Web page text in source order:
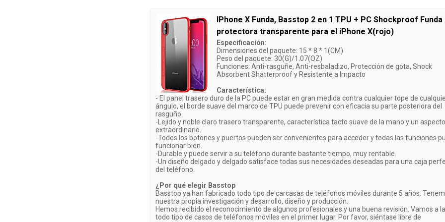
IPhone X Funda, Basstop 2 en 1 TPU + PC Shockproof Funda
protectora transparente para el iPhone X(rojo)
Especificación:
Dimensiones del paquete: 15 * 8 * 1(CM)
Peso del paquete: 30(G)/1.07(OZ)
Funciones: Anti-rasguñe, Anti-resbaladizo, Protección de gota, Shock
Absorbent Shatterproof y Resistente a Impacto
Característica:
- El panel trasero duro de la PC puede estar en gran medida contra cualquier tope de
ángulo, el borde suave del marco de TPU puede prevenir con eficacia su parte posteriora del
rasguño.
-Lejido y noble claro trasero transparente, característica tacto suave de la mano y un aspecto
extraordinario.
-Todos los botones y puertos pueden ser convenientes para acceder y todas las funciones
funcionar bien.
-Durable y puede servir a su teléfono durante bastante tiempo, muy rentable.
-Un diseño delgado y delgado satisface todas sus necesidades deseadas para una caja
del teléfono.
¿Por qué elegir Basstop
Basstop ya han fabricado todo tipo de carcasas de teléfonos móviles durante 5 años.
nuestra propia investigación y desarrollo, diseño y producción.
Hemos recibido el reconocimiento de algunos profesionales y una buena revisión. Vamos a
todo tipo de casos de teléfonos móviles en el primer lugar. Por favor, siéntase libre de